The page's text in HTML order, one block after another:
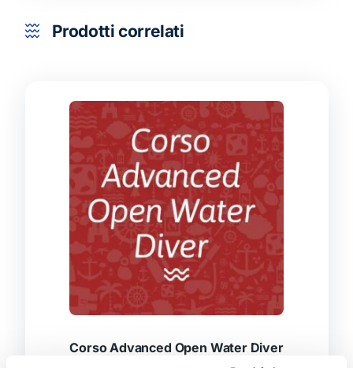
Prodotti correlati
Corso Advanced Open Water Diver